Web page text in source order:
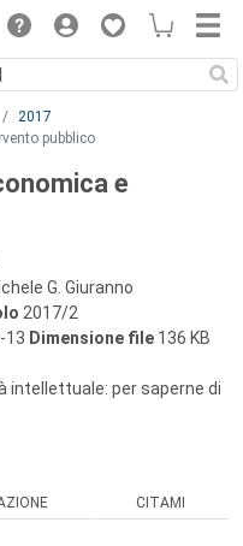
2017
pubblico
e
G. Giuranno
2017/2
13 Dimensione file 136 KB
intellettuale: per saperne di
CITAMI